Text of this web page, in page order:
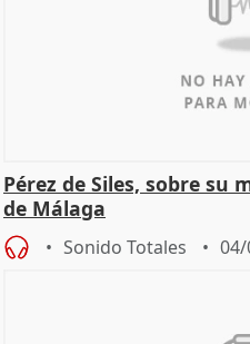
Pérez de Siles, sobre su
de Málaga
Sonido Totales